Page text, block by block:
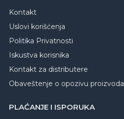
Kontakt
Uslovi korišćenja
Politika Privatnosti
Iskustva korisnika
Kontakt za distributere
Obaveštenje o opozivu proizvoda
PLAĆANJE I ISPORUKA